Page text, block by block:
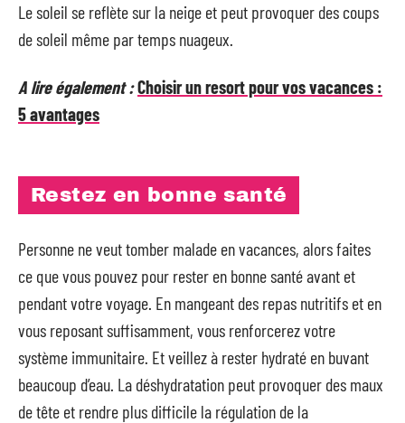
Le soleil se reflète sur la neige et peut provoquer des coups
de soleil même par temps nuageux.
A lire également :Choisir un resort pour vos vacances :
5 avantages
Restez en bonne santé
Personne ne veut tomber malade en vacances, alors faites
ce que vous pouvez pour rester en bonne santé avant et
pendant votre voyage. En mangeant des repas nutritifs et en
vous reposant suffisamment, vous renforcerez votre
système immunitaire. Et veillez à rester hydraté en buvant
beaucoup d’eau. La déshydratation peut provoquer des maux
de tête et rendre plus difficile la régulation de la